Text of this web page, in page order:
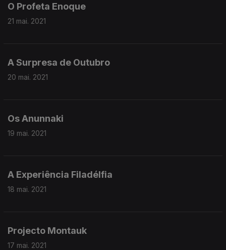
O Profeta Enoque
21 mai. 2021
A Surpresa de Outubro
20 mai. 2021
Os Anunnaki
19 mai. 2021
A Experiência Filadélfia
18 mai. 2021
Projecto Montauk
17 mai. 2021